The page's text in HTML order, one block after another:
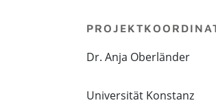
Dr. Anja Oberländer
Universität Konstanz